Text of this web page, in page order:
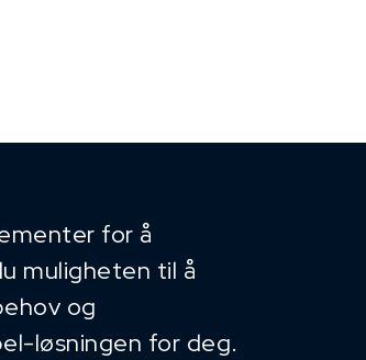
for å
muligheten til å
og
løsningen for deg.